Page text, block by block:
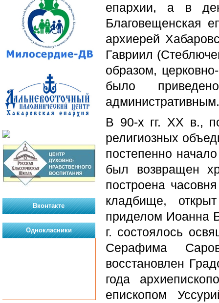
епархии, а в
Благовещенская
архиерей
Гавриил
образом,
было
административным.
В 90-х гг. XX в.,
религиозных
постепенно
был возвращен
построена
кладбище,
приделом Иоанна
г. состоялось
Серафима
восстановлен
года
епископом
Вконтакте
Однокласники